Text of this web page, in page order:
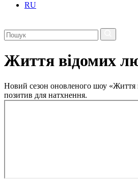
RU
Життя відомих
Новий сезон оновленого шоу «Життя
позитив для натхнення.